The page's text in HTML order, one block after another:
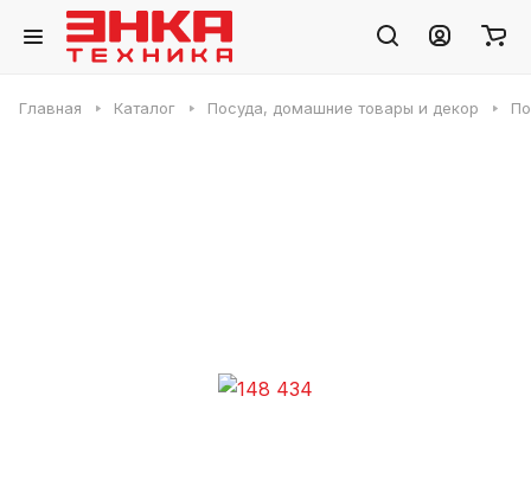
Главная Каталог Посуда, домашние товары и декор